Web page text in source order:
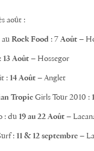
août :
au Rock Food : 7 Août –
13 Août – Hossegor
: 14 Août – Anglet
Tropic Girls Tour 2010 :
: du 19 au 22 Août –
: 11 & 12 septembre –